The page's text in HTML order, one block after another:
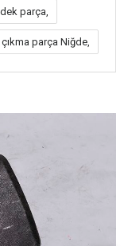
parça,
parça Niğde,